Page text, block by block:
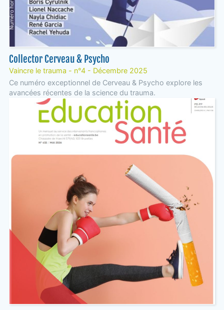
Collector Cerveau & Psycho
Vaincre le trauma - n°4 - Décembre 2025
Ce numéro exceptionnel de Cerveau & Psycho explore les
avancées récentes de la science du trauma.